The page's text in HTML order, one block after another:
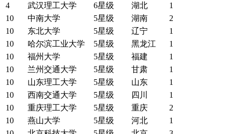
4
武汉理工大学 6星级 湖北
1
10
中南大学 5星级 湖南
2
10
东北大学 5星级 辽宁
1
10
哈尔滨工业大学 5星级 黑龙江
1
10
福州大学 5星级 福建
1
10
兰州交通大学 5星级 甘肃
1
10
山东理工大学 5星级 山东
1
10
西南交通大学 5星级 四川
1
10
重庆理工大学 5星级 重庆
2
10
燕山大学 5星级 河北
1